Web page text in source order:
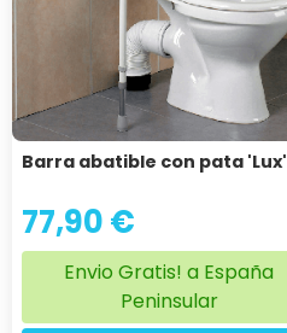
Barra abatible con pata 'Lux'
77,90 €
Envio Gratis! a España
Peninsular